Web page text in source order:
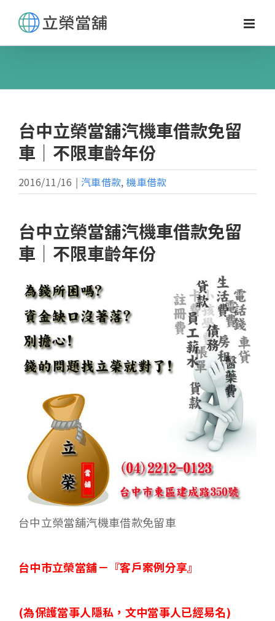
content
台中立榮當舖汽機車借款免留
車｜不限車齡年份
2016/11/16 | 汽車借款,機車借款
台中立榮當舖汽機車借款免留
車｜不限車齡年份
台中立榮當舖汽機車借款免留車
台中市立榮當舖－ 『客戶案例分享』
(為保護當事人隱私，文中當事人已經易名)